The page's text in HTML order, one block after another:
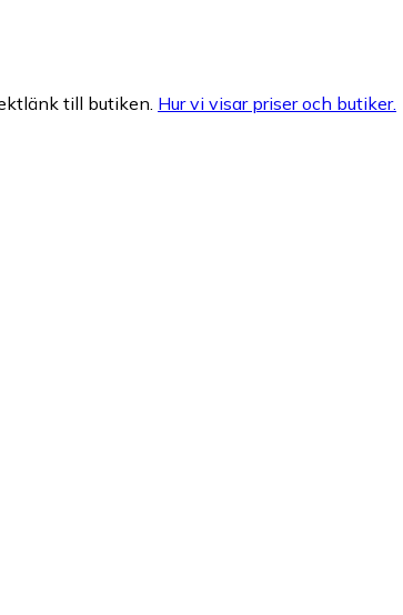
till butiken. Hur vi visar priser och butiker.